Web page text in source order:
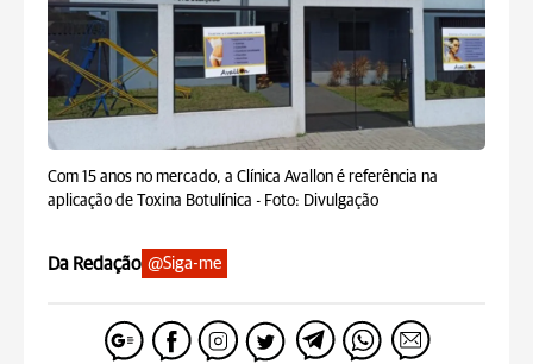
Com 15 anos no mercado, a Clínica Avallon é referência na
aplicação de Toxina Botulínica - Foto: Divulgação
Da Redação @Siga-me